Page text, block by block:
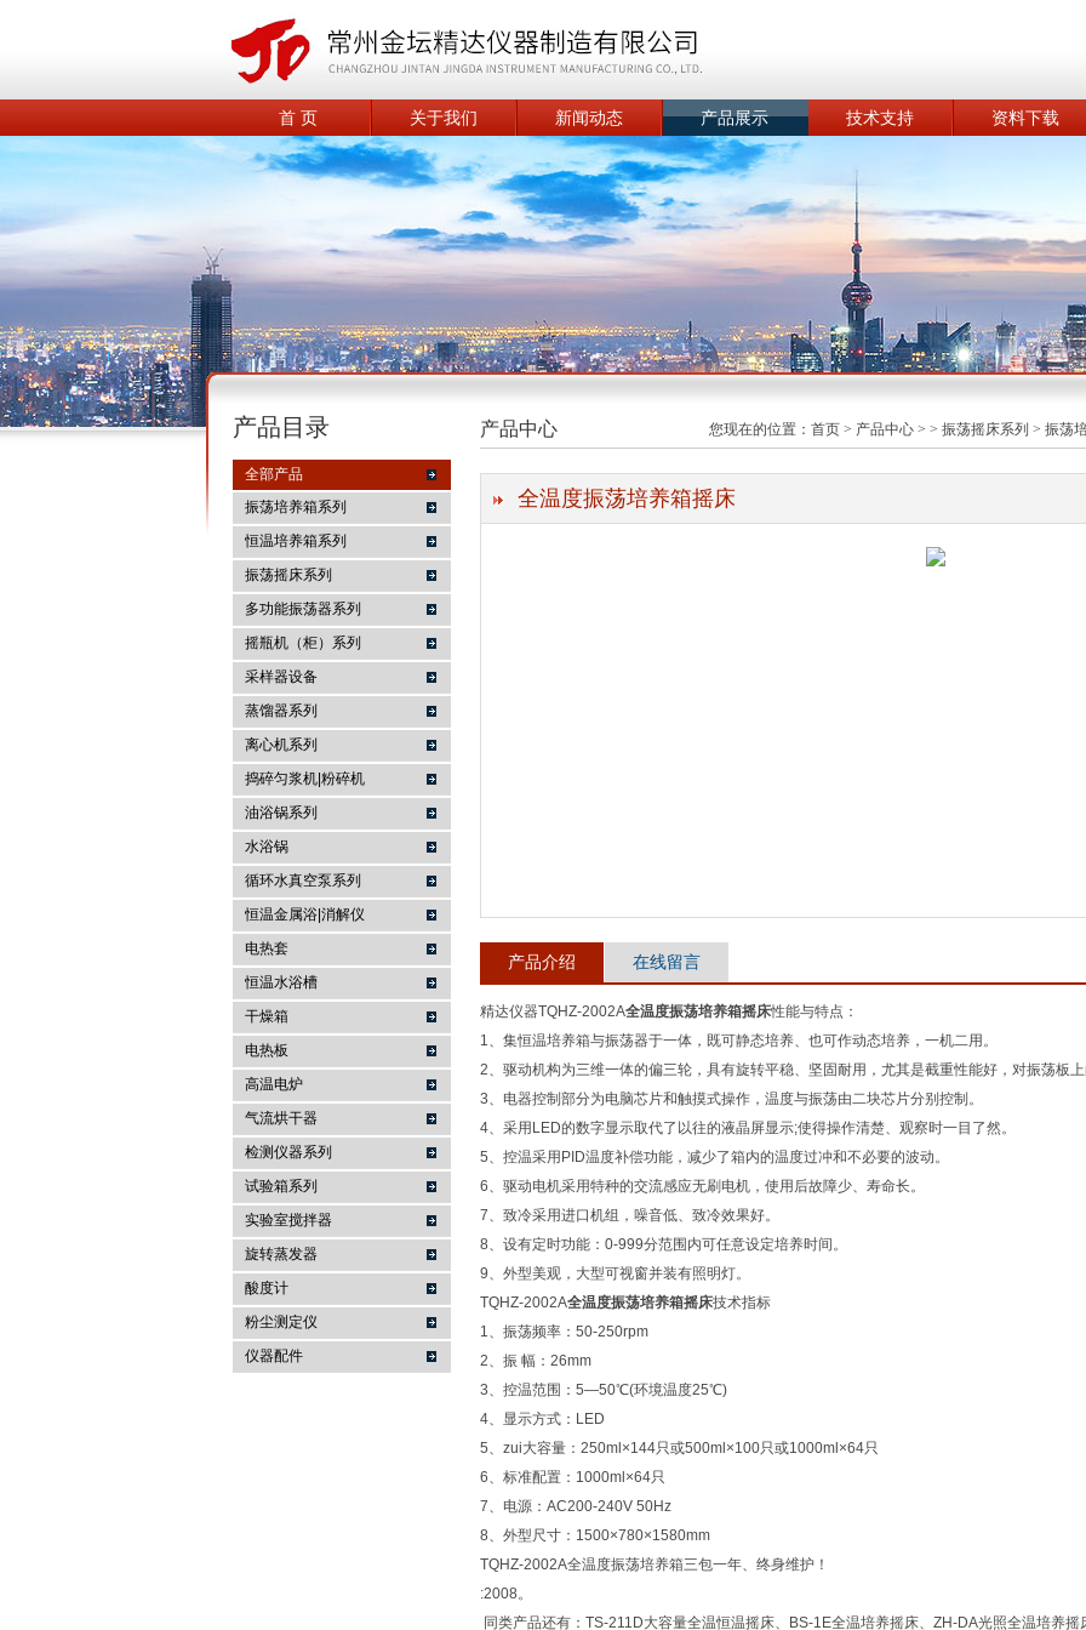
常州金坛精达仪器制造有限公司
首 页 关于我们 新闻动态 产品展示 技术支持 资料下载
产品目录
全部产品
振荡培养箱系列
恒温培养箱系列
振荡摇床系列
多功能振荡器系列
摇瓶机（柜）系列
采样器设备
蒸馏器系列
离心机系列
捣碎匀浆机|粉碎机
油浴锅系列
水浴锅
循环水真空泵系列
恒温金属浴|消解仪
电热套
恒温水浴槽
干燥箱
电热板
高温电炉
气流烘干器
检测仪器系列
试验箱系列
实验室搅拌器
旋转蒸发器
酸度计
粉尘测定仪
仪器配件
产品中心 您现在的位置： 首页 > 产品中心 > > 振荡摇床系列 > 振荡
全温度振荡培养箱摇床
产品介绍 在线留言
精达仪器TQHZ-2002A全温度振荡培养箱摇床性能与特点：
1、集恒温培养箱与振荡器于一体，既可静态培养、也可作动态培养，一机二用。
2、驱动机构为三维一体的偏三轮，具有旋转平稳、坚固耐用，尤其是截重性能好，对振荡板上
3、电器控制部分为电脑芯片和触摸式操作，温度与振荡由二块芯片分别控制。
4、采用LED的数字显示取代了以往的液晶屏显示;使得操作清楚、观察时一目了然。
5、控温采用PID温度补偿功能，减少了箱内的温度过冲和不必要的波动。
6、驱动电机采用特种的交流感应无刷电机，使用后故障少、寿命长。
7、致冷采用进口机组，噪音低、致冷效果好。
8、设有定时功能：0-999分范围内可任意设定培养时间。
9、外型美观，大型可视窗并装有照明灯。
TQHZ-2002A全温度振荡培养箱摇床技术指标
1、振荡频率：50-250rpm
2、振 幅：26mm
3、控温范围：5―50℃(环境温度25℃)
4、显示方式：LED
5、zui大容量：250ml×144只或500ml×100只或1000ml×64只
6、标准配置：1000ml×64只
7、电源：AC200-240V 50Hz
8、外型尺寸：1500×780×1580mm
TQHZ-2002A全温度振荡培养箱三包一年、终身维护！
:2008。
同类产品还有：TS-211D大容量全温恒温摇床、BS-1E全温培养摇床、ZH-DA光照全温培养